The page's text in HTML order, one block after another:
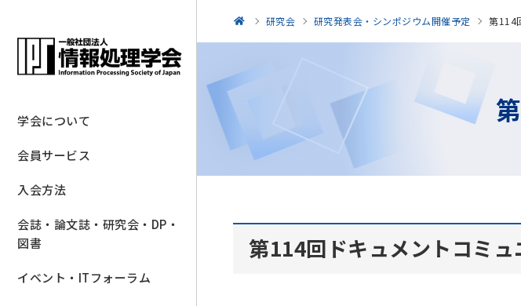
学会について
会員サービス
入会方法
会誌・論文誌・研究会・DP・
図書
イベント・ITフォーラム
研究会 研究発表会・シンポジウム開催予定 第114
第114回ドキュメントコミ